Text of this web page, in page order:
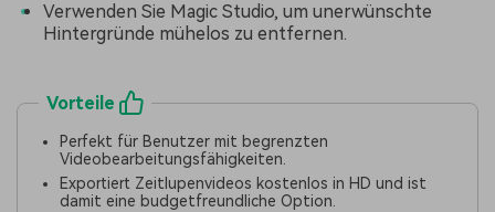
Verwenden Sie Magic Studio, um unerwünschte
Hintergründe mühelos zu entfernen.
Vorteile
Perfekt für Benutzer mit begrenzten
Videobearbeitungsfähigkeiten.
Exportiert Zeitlupenvideos kostenlos in HD und ist
damit eine budgetfreundliche Option.